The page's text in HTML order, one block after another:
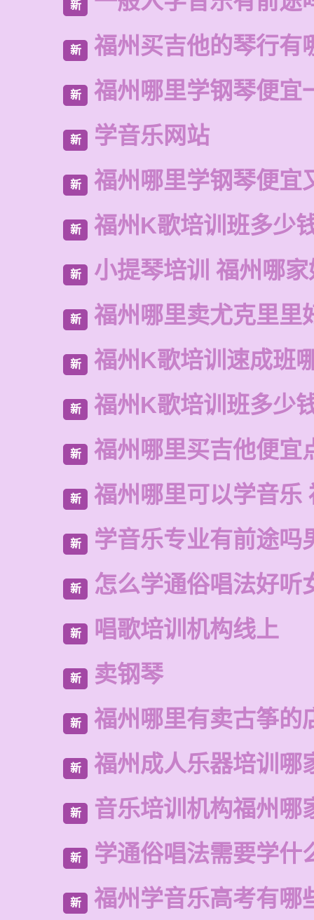
新
新 福州买吉他的琴行有
新 福州哪里学钢琴便宜
新 学音乐网站
新 福州哪里学钢琴便宜
新 福州K歌培训班多少
新 小提琴培训 福州哪
新 福州哪里卖尤克里里
新 福州K歌培训速成班
新 福州K歌培训班多少
新 福州哪里买吉他便宜
新 福州哪里可以学音乐
新 学音乐专业有前途吗
新 怎么学通俗唱法好听
新 唱歌培训机构线上
新 卖钢琴
新 福州哪里有卖古筝的
新 福州成人乐器培训哪
新 音乐培训机构福州哪
新 学通俗唱法需要学什
新 福州学音乐高考有哪